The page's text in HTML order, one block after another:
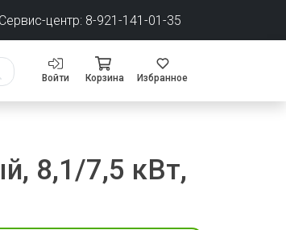
Сервис-центр: 8-921-141-01-35
Войти Корзина Избранное
8,1/7,5 кВт,